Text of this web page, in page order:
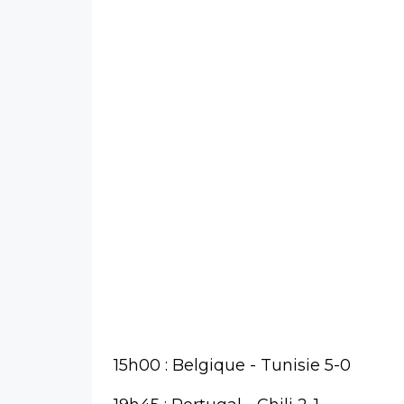
15h00 : Belgique - Tunisie 5-0